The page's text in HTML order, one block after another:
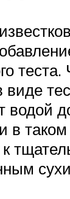
водой
в